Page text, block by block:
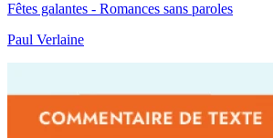
Fêtes galantes - Romances sans paroles
Paul Verlaine